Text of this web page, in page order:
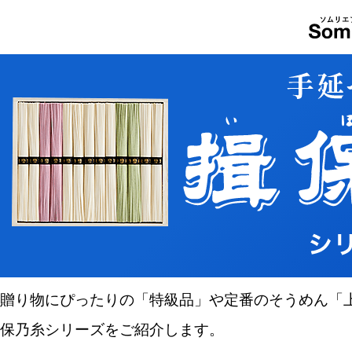
贈り物にぴったりの「特級品」や定番のそうめん
保乃糸シリーズをご紹介します。